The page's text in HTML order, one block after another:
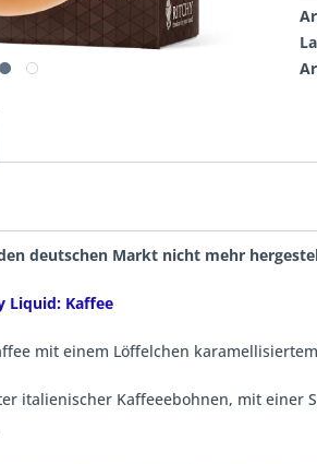
deutschen Markt nicht mehr
Liquid: Kaffee
mit einem Löffelchen
italienischer Kaffeeebohnen, mit einer